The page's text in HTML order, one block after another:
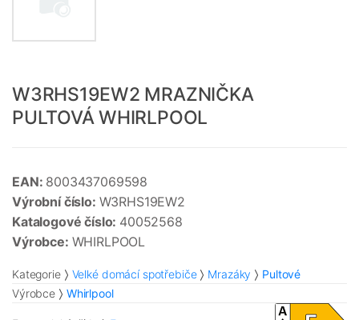
W3RHS19EW2 MRAZNIČKA
PULTOVÁ WHIRLPOOL
EAN: 8003437069598
Výrobní číslo: W3RHS19EW2
Katalogové číslo: 40052568
Výrobce: WHIRLPOOL
Kategorie Velké domácí spotřebiče Mrazáky
Pultové
Výrobce
Whirlpool